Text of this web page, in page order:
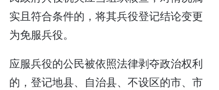
实且符合条件的，将其兵役登记结论变更
为免服兵役。
应服兵役的公民被依照法律剥夺政治权利
的，登记地县、自治县、不设区的市、市